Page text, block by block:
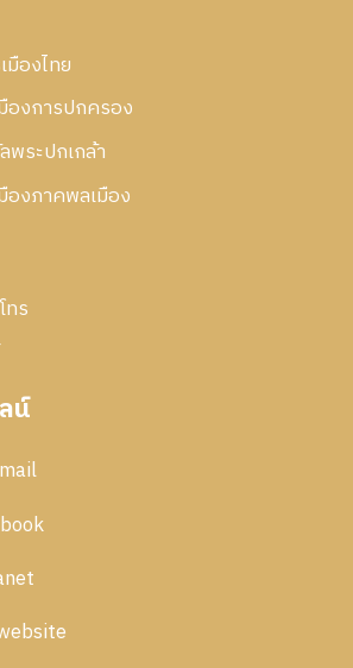
มืองไทย
องการปกครอง
พระปกเกล้า
องภาคพลเมือง
ทร
น์